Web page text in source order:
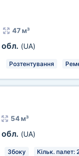
47 м³
(UA)
Розтентування
54 м³
(UA)
Збоку Кільк. палет: